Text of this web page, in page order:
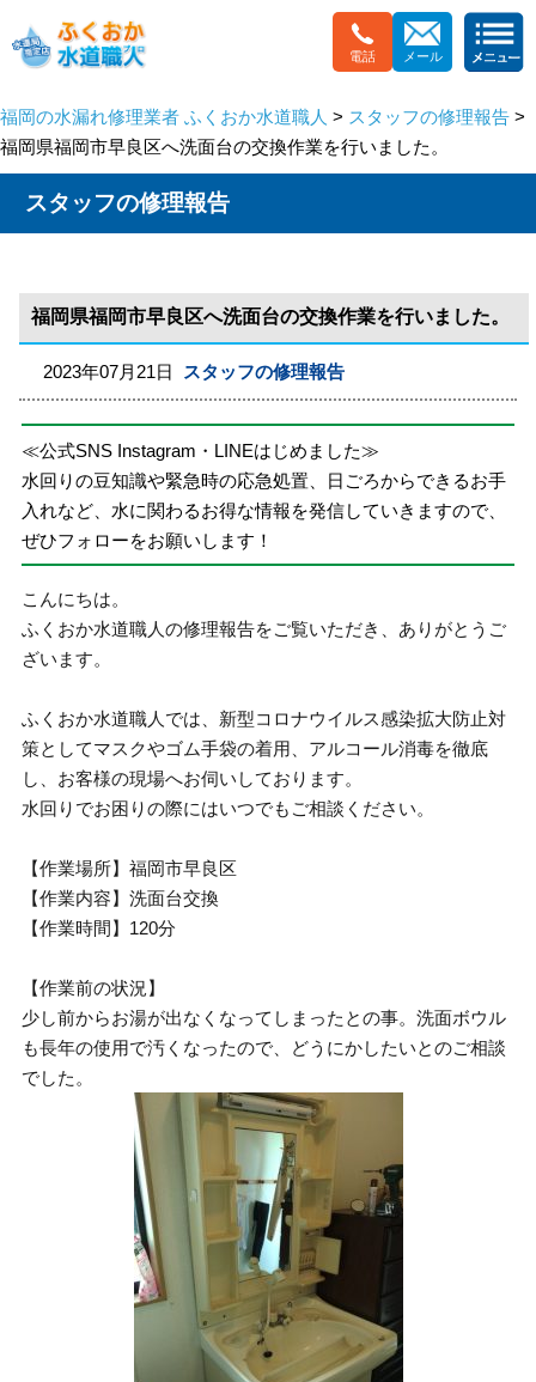
電話 メール
福岡の水漏れ修理業者 ふくおか水道職人 > スタッフの修理報告 >
福岡県福岡市早良区へ洗面台の交換作業を行いました。
スタッフの修理報告
福岡県福岡市早良区へ洗面台の交換作業を行いました。
2023年07月21日 スタッフの修理報告
≪公式SNS Instagram・LINEはじめました≫
水回りの豆知識や緊急時の応急処置、日ごろからできるお手
入れなど、水に関わるお得な情報を発信していきますので、
ぜひフォローをお願いします！
こんにちは。
ふくおか水道職人の修理報告をご覧いただき、ありがとうご
ざいます。
ふくおか水道職人では、新型コロナウイルス感染拡大防止対
策としてマスクやゴム手袋の着用、アルコール消毒を徹底
し、お客様の現場へお伺いしております。
水回りでお困りの際にはいつでもご相談ください。
【作業場所】福岡市早良区
【作業内容】洗面台交換
【作業時間】120分
【作業前の状況】
少し前からお湯が出なくなってしまったとの事。洗面ボウル
も長年の使用で汚くなったので、どうにかしたいとのご相談
でした。